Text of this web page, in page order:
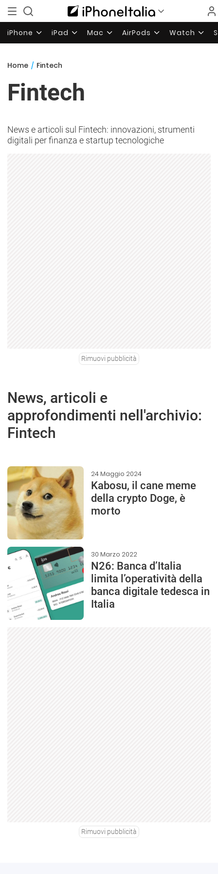
iPhone iPad Mac AirPods Watch
Home / Fintech
Fintech
News e articoli sul Fintech: innovazioni, strumenti
digitali per finanza e startup tecnologiche
Rimuovi pubblicità
News, articoli e
approfondimenti nell'archivio:
Fintech
24 Maggio 2024
Kabosu, il cane meme
della crypto Doge, è
morto
30 Marzo 2022
N26: Banca d’Italia
limita l’operatività della
banca digitale tedesca in
Italia
Rimuovi pubblicità